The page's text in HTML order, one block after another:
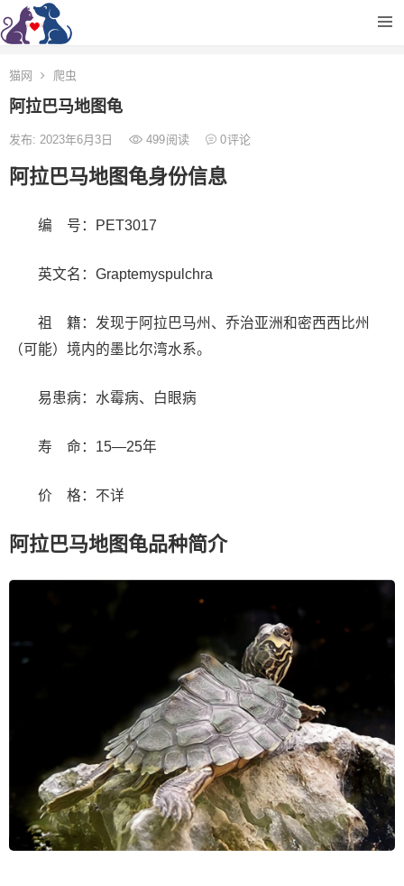
猫网 爬虫
阿拉巴马地图龟
发布: 2023年6月3日 499阅读 0评论
阿拉巴马地图龟身份信息
编 号：PET3017
英文名：Graptemyspulchra
祖 籍：发现于阿拉巴马州、乔治亚洲和密西西比州
（可能）境内的墨比尔湾水系。
易患病：水霉病、白眼病
寿 命：15—25年
价 格：不详
阿拉巴马地图龟品种简介